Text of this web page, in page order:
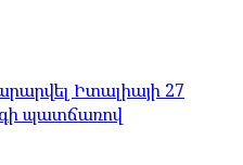
Իտալիայի 27
պատճառով